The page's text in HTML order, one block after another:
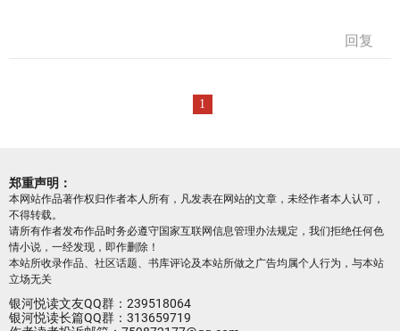
回复
1
郑重声明：
本网站作品著作权归作者本人所有，凡发表在网站的文章，未经作者本人认可，
不得转载。
请所有作者发布作品时务必遵守国家互联网信息管理办法规定，我们拒绝任何色
情小说，一经发现，即作删除！
本站所收录作品、社区话题、书库评论及本站所做之广告均属个人行为，与本站
立场无关
银河悦读文友QQ群：239518064
银河悦读长篇QQ群：313659719